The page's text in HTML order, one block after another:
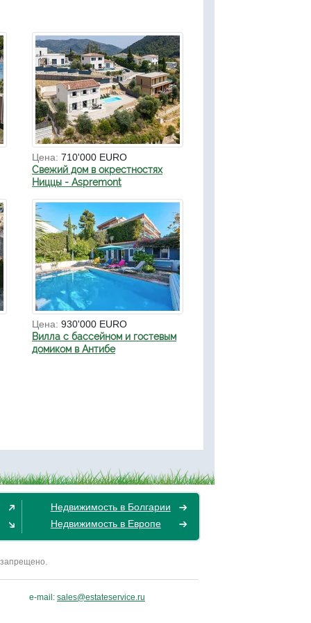
Цена: 710'000 EURO
Свежий дом в окрестностях
Ниццы - Aspremont
Цена: 930'000 EURO
Вилла с бассейном и гостевым
домиком в Антибе
Недвижимость в Болгарии
Недвижимость в Европе
e-mail: sales@estateservice.ru